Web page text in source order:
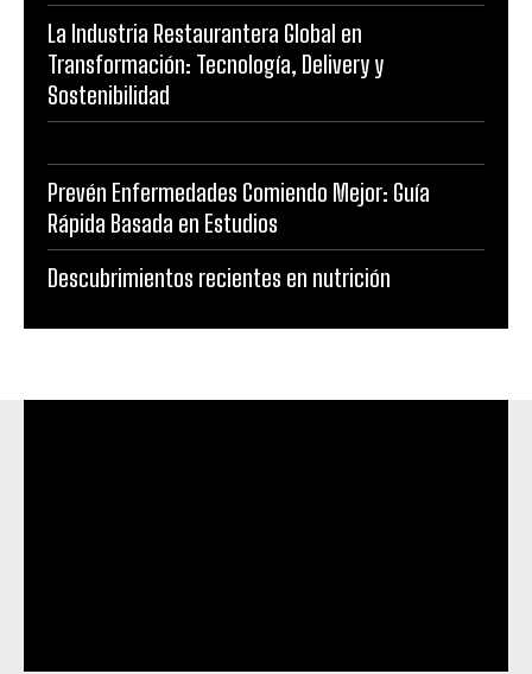
La Industria Restaurantera Global en
Transformación: Tecnología, Delivery y
Sostenibilidad
Prevén Enfermedades Comiendo Mejor: Guía
Rápida Basada en Estudios
Descubrimientos recientes en nutrición